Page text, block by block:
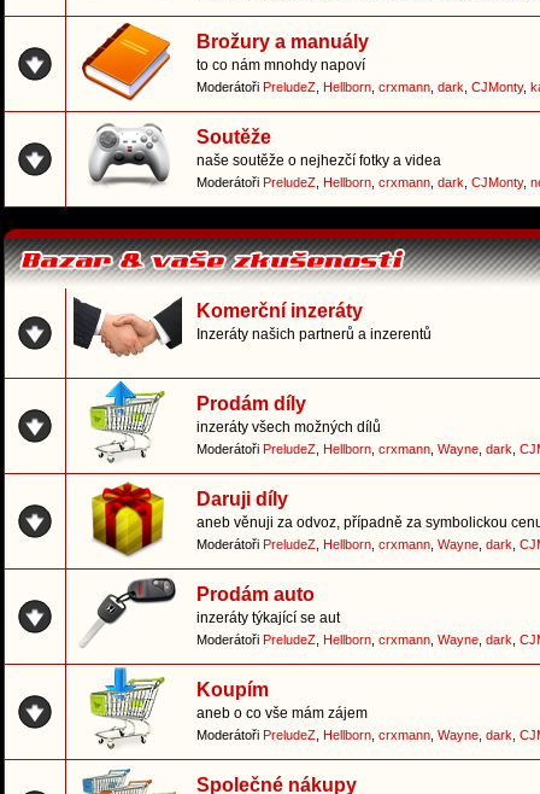
Brožury a manuály
to co nám mnohdy napoví
Moderátoři PreludeZ Hellborn crxmann dark CJMonty,
Soutěže
naše soutěže o nejhezčí fotky a videa
Moderátoři PreludeZ Hellborn crxmann dark CJMonty,
Komerční inzeráty
Inzeráty našich partnerů a inzerentů
Prodám díly
inzeráty všech možných dílů
Moderátoři PreludeZ Hellborn crxmann Wayne dark
Daruji díly
aneb věnuji za odvoz, případně za symbolickou
Moderátoři PreludeZ Hellborn crxmann Wayne dark
Prodám auto
inzeráty týkající se aut
Moderátoři PreludeZ Hellborn crxmann Wayne dark
Koupím
aneb o co vše mám zájem
Moderátoři PreludeZ Hellborn crxmann Wayne dark
Společné nákupy